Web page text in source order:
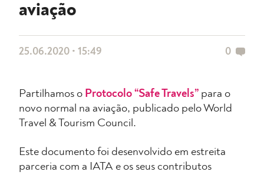
aviação
25.06.2020 • 15:49 0
Partilhamos o Protocolo “Safe Travels” para o
novo normal na aviação, publicado pelo World
Travel & Tourism Council.
Este documento foi desenvolvido em estreita
parceria com a IATA e os seus contributos